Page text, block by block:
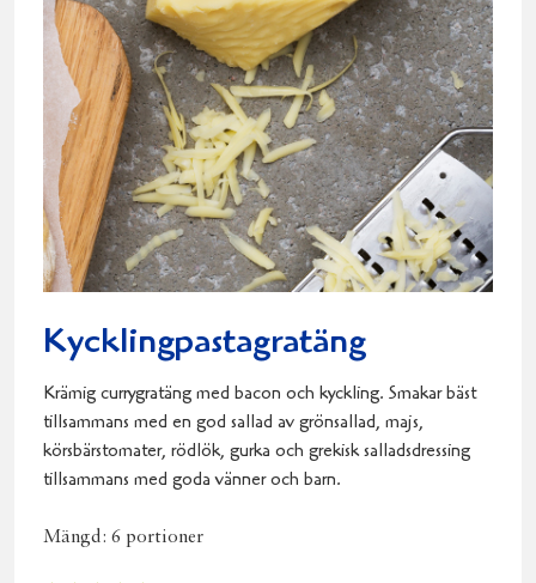
Kycklingpastagratäng
Krämig currygratäng med bacon och kyckling. Smakar bäst
tillsammans med en god sallad av grönsallad, majs,
körsbärstomater, rödlök, gurka och grekisk salladsdressing
tillsammans med goda vänner och barn.
Mängd: 6 portioner